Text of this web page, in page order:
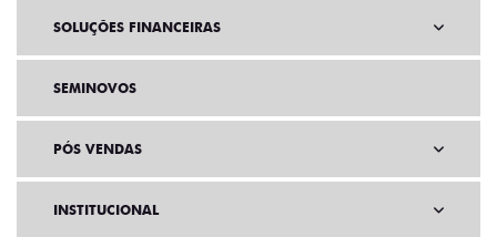
SOLUÇÕES FINANCEIRAS
SEMINOVOS
PÓS VENDAS
INSTITUCIONAL